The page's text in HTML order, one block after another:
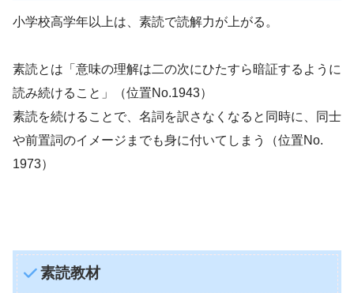
小学校高学年以上は、素読で読解力が上がる。
素読とは「意味の理解は二の次にひたすら暗証するように
読み続けること」（位置No.1943）
素読を続けることで、名詞を訳さなくなると同時に、同士
や前置詞のイメージまでも身に付いてしまう（位置No.
1973）
素読教材